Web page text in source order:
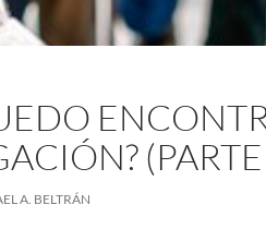
A. BELTRÁN